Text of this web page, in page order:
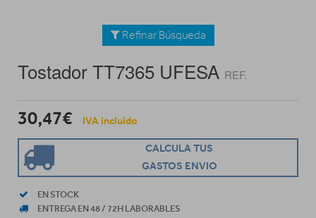
Refinar Búsqueda
Tostador TT7365 UFESA REF.
30,47€ IVA incluido
CALCULA TUS
GASTOS ENVIO
EN STOCK
ENTREGA EN 48 / 72H LABORABLES